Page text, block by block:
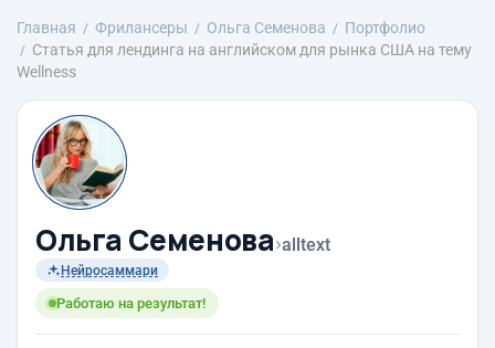
Главная Фрилансеры Ольга Семенова
Портфолио
Статья для лендинга на английском для рынка США на тему
Wellness
Ольга Семенова›alltext
Нейросаммари
Работаю на результат!